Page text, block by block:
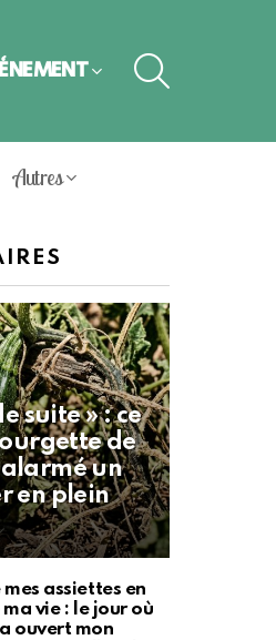
Autres
suite » : ce
de
un
en plein
mes assiettes en
vie : le jour où
ouvert mon